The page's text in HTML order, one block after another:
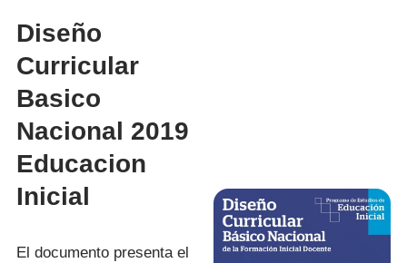
Diseño
Curricular
Basico
Nacional 2019
Educacion
Inicial
El documento presenta el